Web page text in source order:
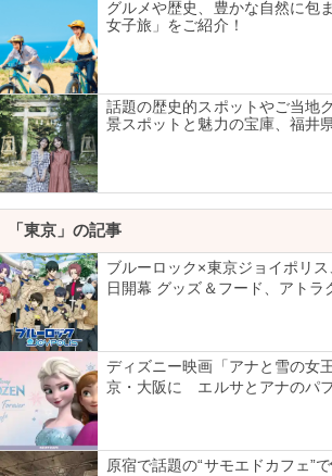
グルメや歴史、豊かな自然に包
女子旅」をご紹介！
話題の歴史的スポットやご当地
景スポットと魅力の宝庫、福井
「東京」の記事
ブルーロック×東京ジョイポリ
日開幕 グッズ＆フード、アトラ
ディズニー映画「アナと雪の女
京・大阪に エルサとアナのパフ
原宿で話題の“サモエドカフェ”